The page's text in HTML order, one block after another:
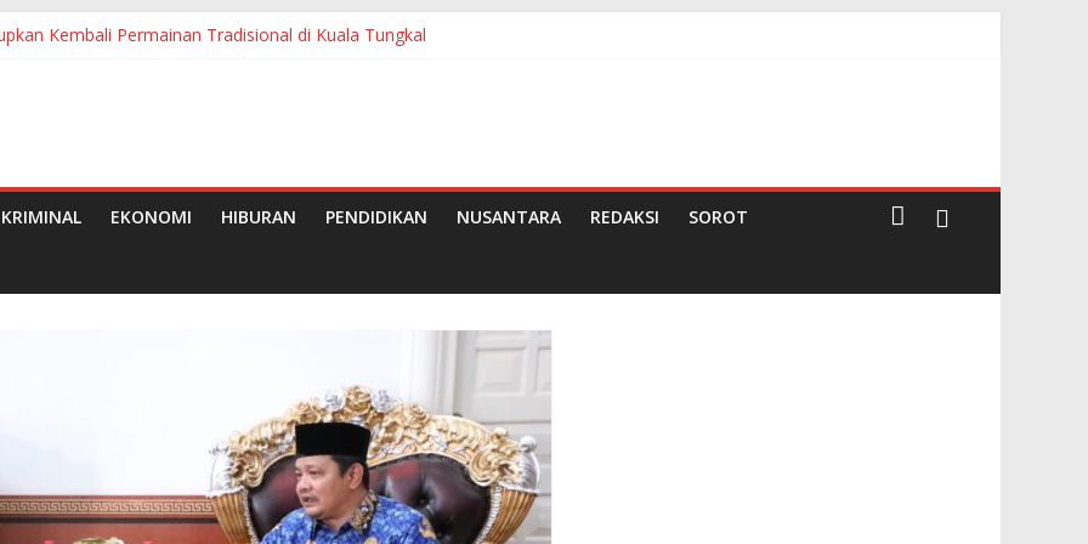
Kembali Permainan Tradisional di Kuala Tungkal
Terima Penghargaan
69 Provinsi Riau
Pelalawan Wakili Riau di Ajang Duta Wisata Tingkat Nasional 2026
EKONOMI HIBURAN PENDIDIKAN NUSANTARA REDAKSI SOROT